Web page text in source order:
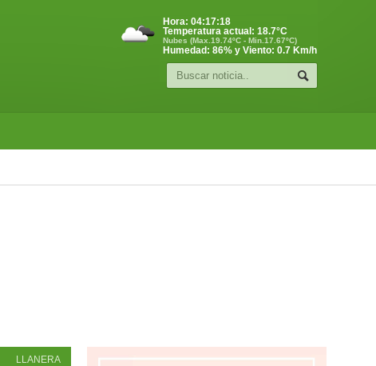
Hora: 04:17:19
Temperatura actual: 18.7°C
Nubes (Max.19.74ºC - Min.17.67ºC)
Humedad: 86% y Viento: 0.7 Km/h
LLANERA